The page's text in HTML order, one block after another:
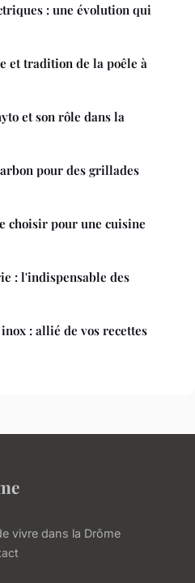
: une évolution qui
et tradition de la poêle à
et son rôle dans la
pour des grillades
choisir pour une cuisine
: l'indispensable des
: allié de vos recettes
vivre dans la Drôme